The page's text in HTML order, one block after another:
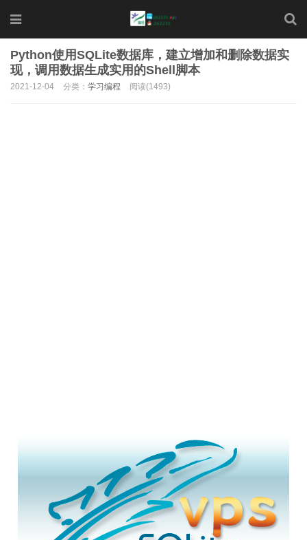
Python使用SQLite数据库，建立增加和删除数据实
现，调用数据生成实用的Shell脚本
2021-12-04 分类： 学习编程 阅读(1493)